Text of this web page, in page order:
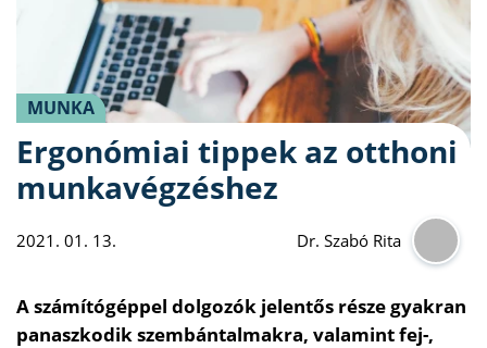
MUNKA
Ergonómiai tippek az otthoni
munkavégzéshez
2021. 01. 13. Dr. Szabó Rita
A számítógéppel dolgozók jelentős része gyakran
panaszkodik szembántalmakra, valamint fej-,